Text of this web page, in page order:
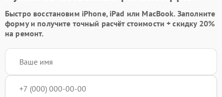
Быстро восстановим iPhone, iPad или MacBook. Заполните
формуи получите точный расчёт стоимости +скидку 20%
на ремонт.